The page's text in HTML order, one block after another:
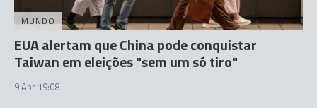
MUNDO
EUA alertam que China pode conquistar
Taiwan em eleições "sem um só tiro"
9 Abr 19:08